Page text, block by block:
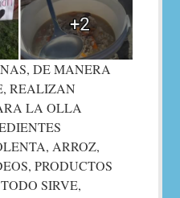
DE MANERA
REALIZAN
LA OLLA
ARROZ,
PRODUCTOS
SIRVE,